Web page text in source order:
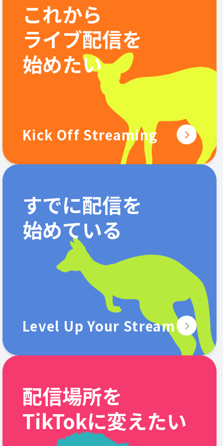
これから
ライブ配信を
始めたい
Kick Off Streaming
すでに配信を
始めている
Level Up Your Stream
配信場所を
TikTokに変えたい